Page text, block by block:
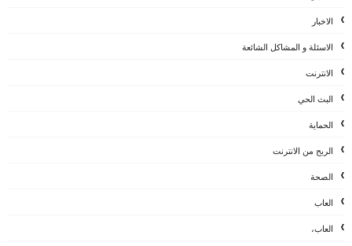
الاخبار
الاسئلة و المشاكل الشائعة
الانترنت
البث الحي
الحماية
الربح من الانترنت
الصحة
العاب
العاب،